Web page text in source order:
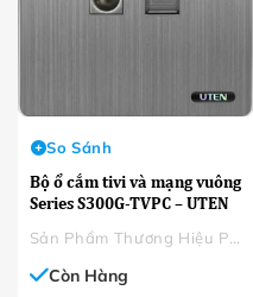
Sản Phẩm Thương Hiệu Phân Phối
Bộ ổ cắm tivi và mạng vuông
Series S300G-TVPC – UTEN
So Sánh
Còn Hàng